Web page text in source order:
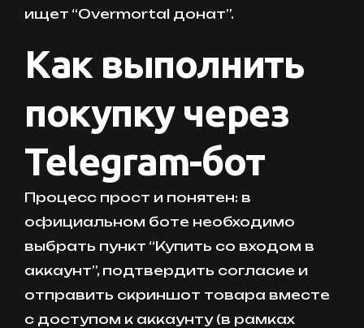
ищет “Overmortal донат”.
Как выполнить
покупку через
Telegram-бот
Процесс прост и понятен: в
официальном боте необходимо
выбрать пункт “Купить со входом в
аккаунт”, подтвердить согласие и
отправить скриншот товара вместе
с доступом к аккаунту (в рамках